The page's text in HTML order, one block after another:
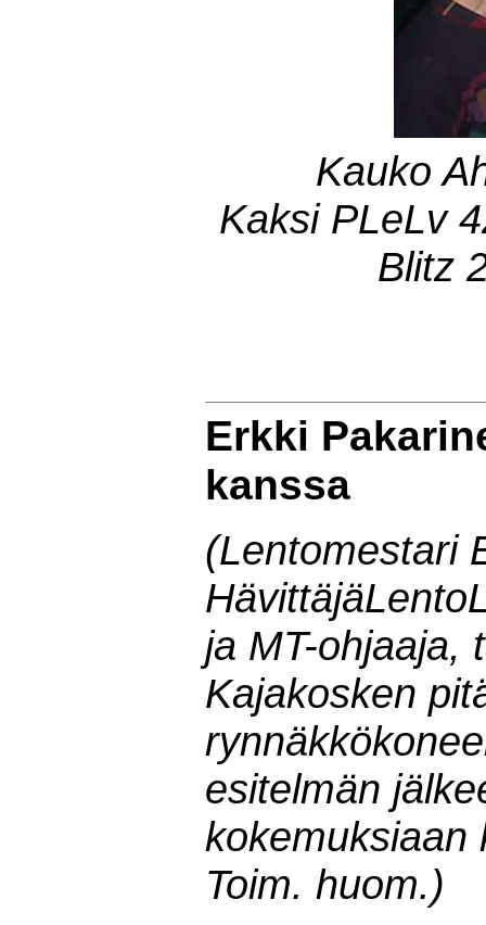
Kauko
Kaksi PLeLv
Blitz
Erkki
kanssa
(Lentomestari
ja MT-ohjaaja,
Kajakosken
esitelmän
kokemuksiaan
Toim. huom.)